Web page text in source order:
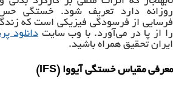
روزانه دارد تعریف شود. خستگی
فرسایی از فرسودگی فیزیکی است که
را از پا در می‌آورد. با وب سایتدانلود
ایران تحقیق همراه باشید.
معرفی مقیاس خستگی آیووا (IFS)